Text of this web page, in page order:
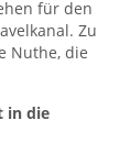
für den
Zu
Nuthe, die
in die